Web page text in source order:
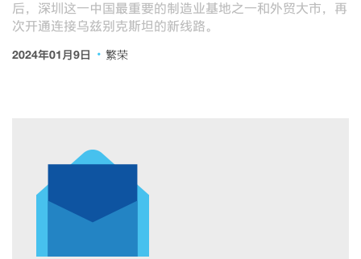
后，深圳这一中国最重要的制造业基地之一和外贸大市，再
次开通连接乌兹别克斯坦的新线路。
2024年01月9日 · 繁荣